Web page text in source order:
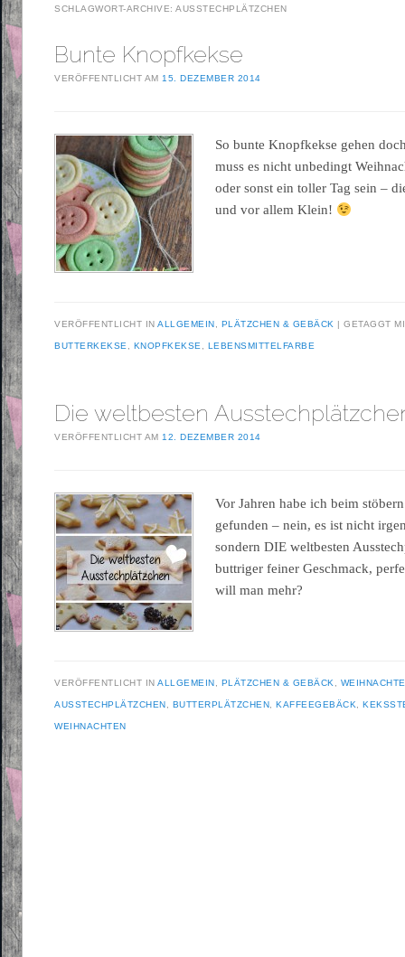
SCHLAGWORT-ARCHIVE:AUSSTECHPLÄTZCHEN
Bunte Knopfkekse
VERÖFFENTLICHT AM15. DEZEMBER 2014
So bunte Knopfkekse gehen
muss es nicht unbedingt
oder sonst ein toller Tag sein –
und vor allem Klein!
VERÖFFENTLICHT INALLGEMEIN PLÄTZCHEN & GEBÄCK GETAGGT
BUTTERKEKSE KNOPFKEKSE LEBENSMITTELFARBE
Die weltbesten
VERÖFFENTLICHT AM 12. DEZEMBER 2014
Vor Jahren habe ich beim
gefunden – nein, es ist nicht
sondern DIE weltbesten
buttriger feiner Geschmack,
will man mehr?
VERÖFFENTLICHT INALLGEMEIN PLÄTZCHEN & GEBÄCK
AUSSTECHPLÄTZCHEN BUTTERPLÄTZCHEN ,KAFFEEGEBÄCK ,
WEIHNACHTEN